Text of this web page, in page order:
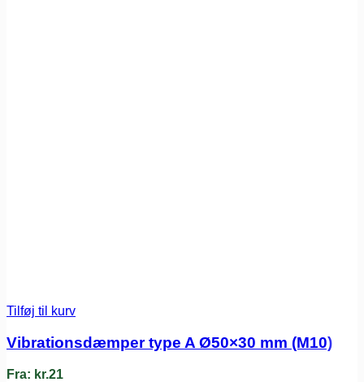
Tilføj til kurv
Vibrationsdæmper type A Ø50×30 mm (M10)
Fra: kr.21